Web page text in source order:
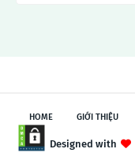
HOME GIỚI THIỆU
Designed with